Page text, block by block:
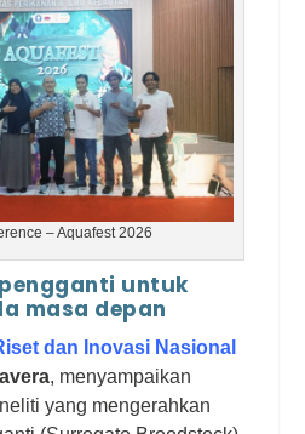
– Aquafest 2026
untuk
masa depan
dan Inovasi Nasional
, menyampaikan
yang mengerahkan